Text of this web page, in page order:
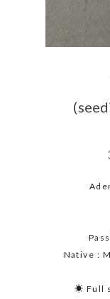
Native :
☀ Full